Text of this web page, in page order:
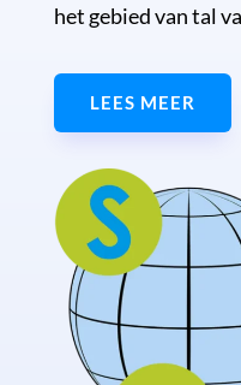
het gebied van tal
LEES MEER